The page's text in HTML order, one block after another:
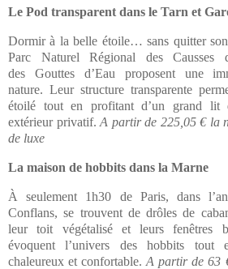
Le Pod transparent dans le Tarn et
Dormir à la belle étoile… sans quitter
Parc Naturel Régional des Causses
des Gouttes d’Eau proposent une
nature. Leur structure transparente
étoilé tout en profitant d’un grand lit
extérieur privatif.A partir de 225,05 € la
de luxe
La maison de hobbits dans la Marne
À seulement 1h30 de Paris, dans
Conflans, se trouvent de drôles de
leur toit végétalisé et leurs fenêtres
évoquent l’univers des hobbits tout
chaleureux et confortable.A partir de 63